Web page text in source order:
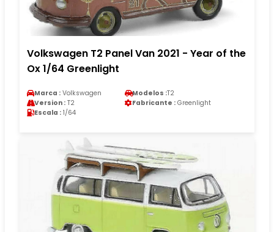
Volkswagen T2 Panel Van 2021 - Year of the
Ox 1/64 Greenlight
Marca : Volkswagen Modelos :T2
Version : T2 Fabricante : Greenlight
Escala : 1/64